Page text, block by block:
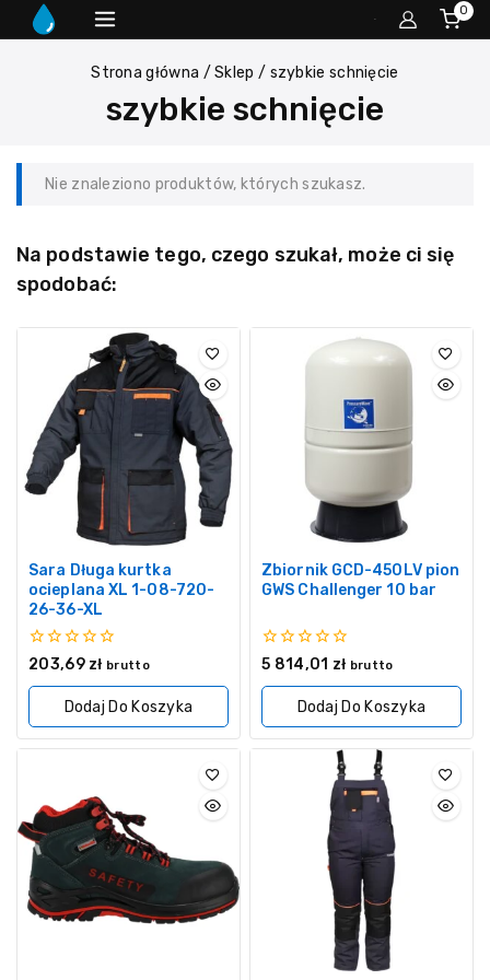
0
Strona główna / Sklep / szybkie schnięcie
szybkie schnięcie
Nie znaleziono produktów, których szukasz.
Na podstawie tego, czego szukał, może ci się
spodobać:
Sara Długa kurtka
ocieplana XL 1-08-720-
26-36-XL
0
5
203,69 zł brutto
Dodaj Do Koszyka
Zbiornik GCD-450LV pion
GWS Challenger 10 bar
0
5
5 814,01 zł brutto
Dodaj Do Koszyka